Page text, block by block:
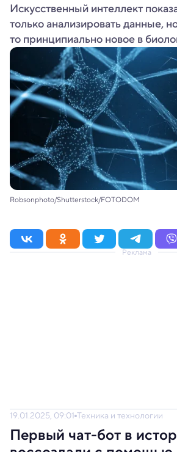
Искусственный интеллект
только анализировать данные,
то принципиально новое в
Robsonphoto/Shutterstock/FOTODOM
Реклама
19.01.2025, 09:01 Техника и технологии
Первый чат-бот в